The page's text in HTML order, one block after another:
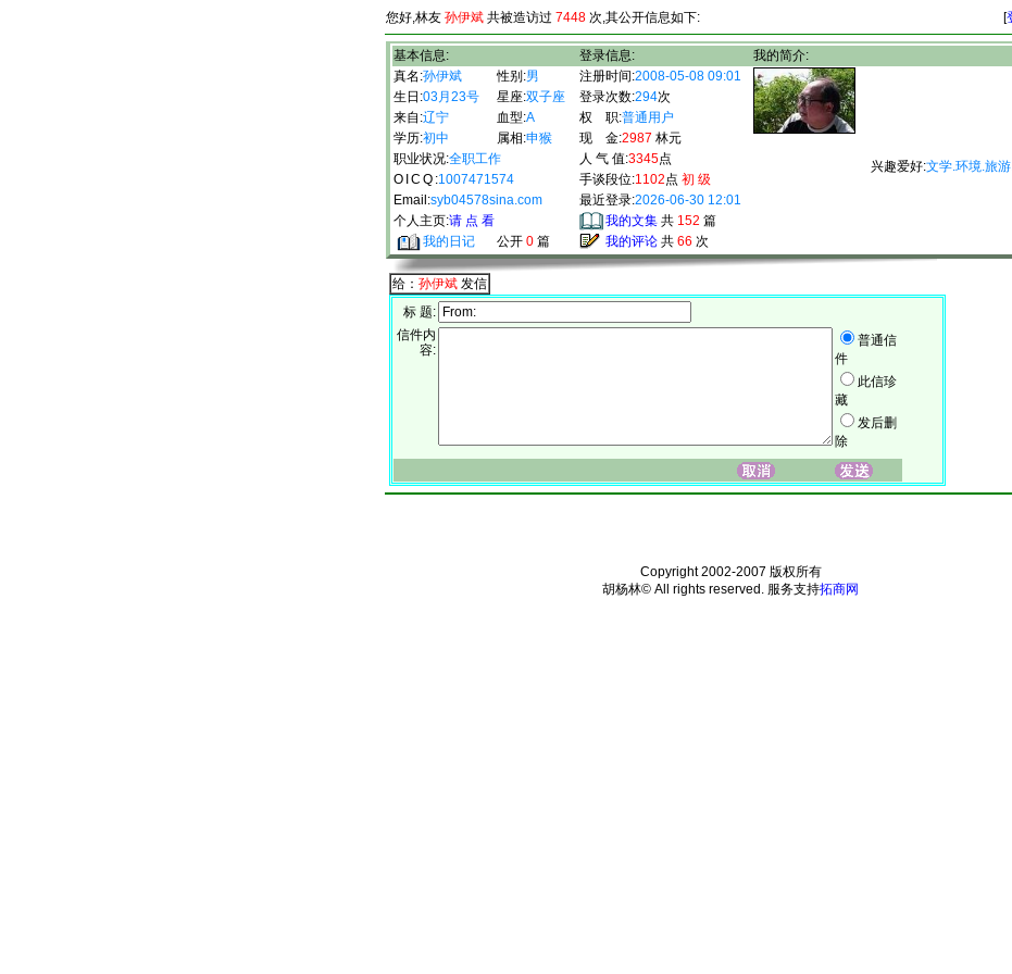
您好,林友 孙伊斌 共被造访过 7448 次,其公开信息如下: [
基本信息: 登录信息:
我的简介:
真名:孙伊斌 性别:男 注册时间:2008-05-08 09:01
兴趣爱好:文学.环境.旅
生日:03月23号 星座:双子座 登录次数:294次
来自:辽宁 血型:A 权 职:普通用户
学历:初中 属相:申猴 现 金:2987 林元
职业状况:全职工作 人 气 值:3345点
OICQ :1007471574 手谈段位:1102点 初 级
Email:syb04578sina.com 最近登录:2026-06-30 12:01
个人主页:请 点 看 我的文集 共 152 篇
我的日记
公开 0 篇 我的评论 共 66 次
给： 孙伊斌 发信
标 题:
信件内
容:
普通信
件
此信珍
藏
发后删
除
Copyright 2002-2007 版权所有
胡杨林© All rights reserved. 服务支持拓商网